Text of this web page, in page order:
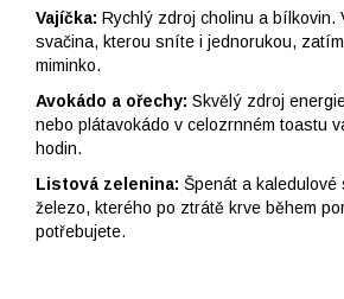
Vajíčka: Rychlý zdroj cholinu a bílkovin.
svačina, kterou sníte i jednorukou,
miminko.
Avokádo a ořechy: Skvělý zdroj
nebo plátavokádo v celozrnném toastu
hodin.
Listová zelenina: Špenát a kaledulové
železo, kterého po ztrátě krve během
potřebujete.